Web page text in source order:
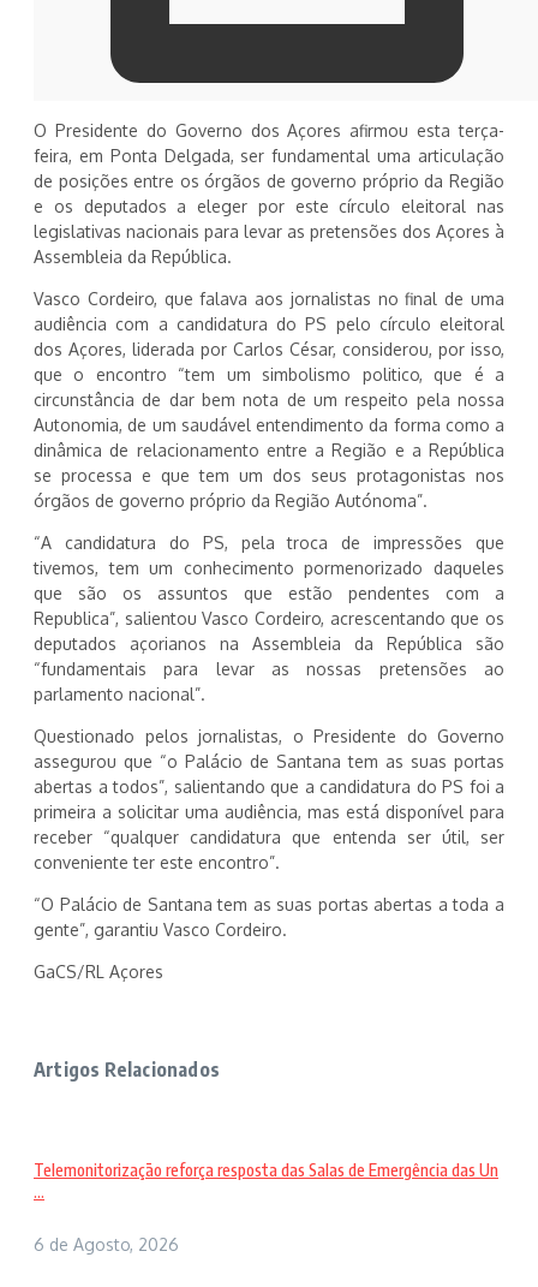
O Presidente do Governo dos Açores afirmou esta terça-
feira, em Ponta Delgada, ser fundamental uma articulação
de posições entre os órgãos de governo próprio da Região
e os deputados a eleger por este círculo eleitoral nas
legislativas nacionais para levar as pretensões dos Açores à
Assembleia da República.
Vasco Cordeiro, que falava aos jornalistas no final de uma
audiência com a candidatura do PS pelo círculo eleitoral
dos Açores, liderada por Carlos César, considerou, por isso,
que o encontro “tem um simbolismo politico, que é a
circunstância de dar bem nota de um respeito pela nossa
Autonomia, de um saudável entendimento da forma como a
dinâmica de relacionamento entre a Região e a República
se processa e que tem um dos seus protagonistas nos
órgãos de governo próprio da Região Autónoma”.
“A candidatura do PS, pela troca de impressões que
tivemos, tem um conhecimento pormenorizado daqueles
que são os assuntos que estão pendentes com a
Republica”, salientou Vasco Cordeiro, acrescentando que os
deputados açorianos na Assembleia da República são
“fundamentais para levar as nossas pretensões ao
parlamento nacional”.
Questionado pelos jornalistas, o Presidente do Governo
assegurou que “o Palácio de Santana tem as suas portas
abertas a todos”, salientando que a candidatura do PS foi a
primeira a solicitar uma audiência, mas está disponível para
receber “qualquer candidatura que entenda ser útil, ser
conveniente ter este encontro”.
“O Palácio de Santana tem as suas portas abertas a toda a
gente”, garantiu Vasco Cordeiro.
GaCS/RL Açores
Artigos Relacionados
Telemonitorização reforça resposta das Salas de Emergência das Un
...
6 de Agosto, 2026